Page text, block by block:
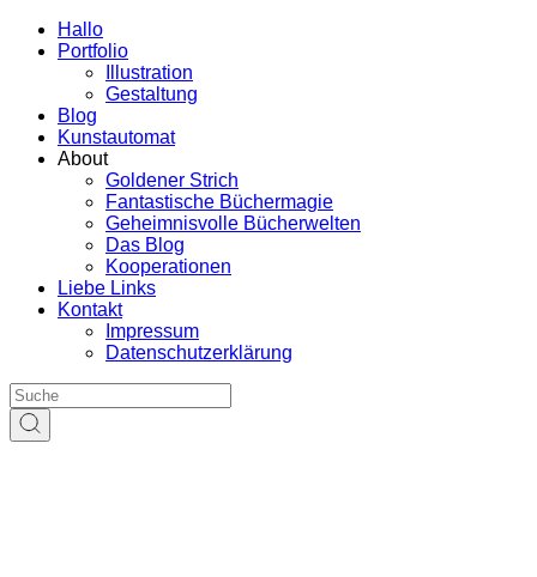
Hallo
Portfolio
Illustration
Gestaltung
Blog
Kunstautomat
About
Goldener Strich
Fantastische Büchermagie
Geheimnisvolle Bücherwelten
Das Blog
Kooperationen
Liebe Links
Kontakt
Impressum
Datenschutzerklärung